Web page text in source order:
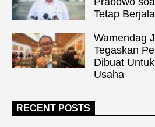
Tetap
Wamendag
Tegaskan
Dibuat
Usaha
RECENT POSTS